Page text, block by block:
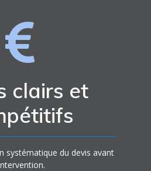
clairs et
systématique du devis avant